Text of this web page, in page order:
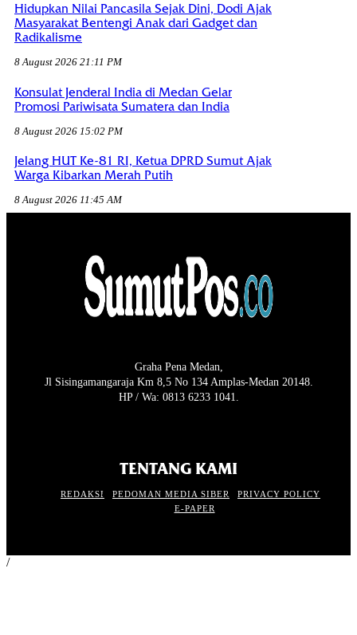
Hidupkan Nilai Pancasila Sejak Dini, Dodi Ajak
Masyarakat Bentengi Anak dari Gadget dan
Radikalisme
8 August 2026 21:11 PM
Konsulat Jenderal India di Medan Gelar
Promosi Pariwisata Sumatera dan India
8 August 2026 15:02 PM
Jelang HUT Ke-81 RI, Ketua DPRD Sumut Ajak
Warga Kibarkan Merah Putih
8 August 2026 11:45 AM
Graha Pena Medan,
Jl Sisingamangaraja Km 8,5 No 134 Amplas-Medan 20148.
HP / Wa: 0813 6233 1041.
TENTANG KAMI
REDAKSI PEDOMAN MEDIA SIBER
PRIVACY POLICY
E-PAPER
/